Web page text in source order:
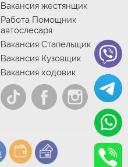
Вакансия жестянщик
Работа Помощник
автослесаря
Вакансия Стапельщик
Вакансия Кузовщик
Вакансия ходовик